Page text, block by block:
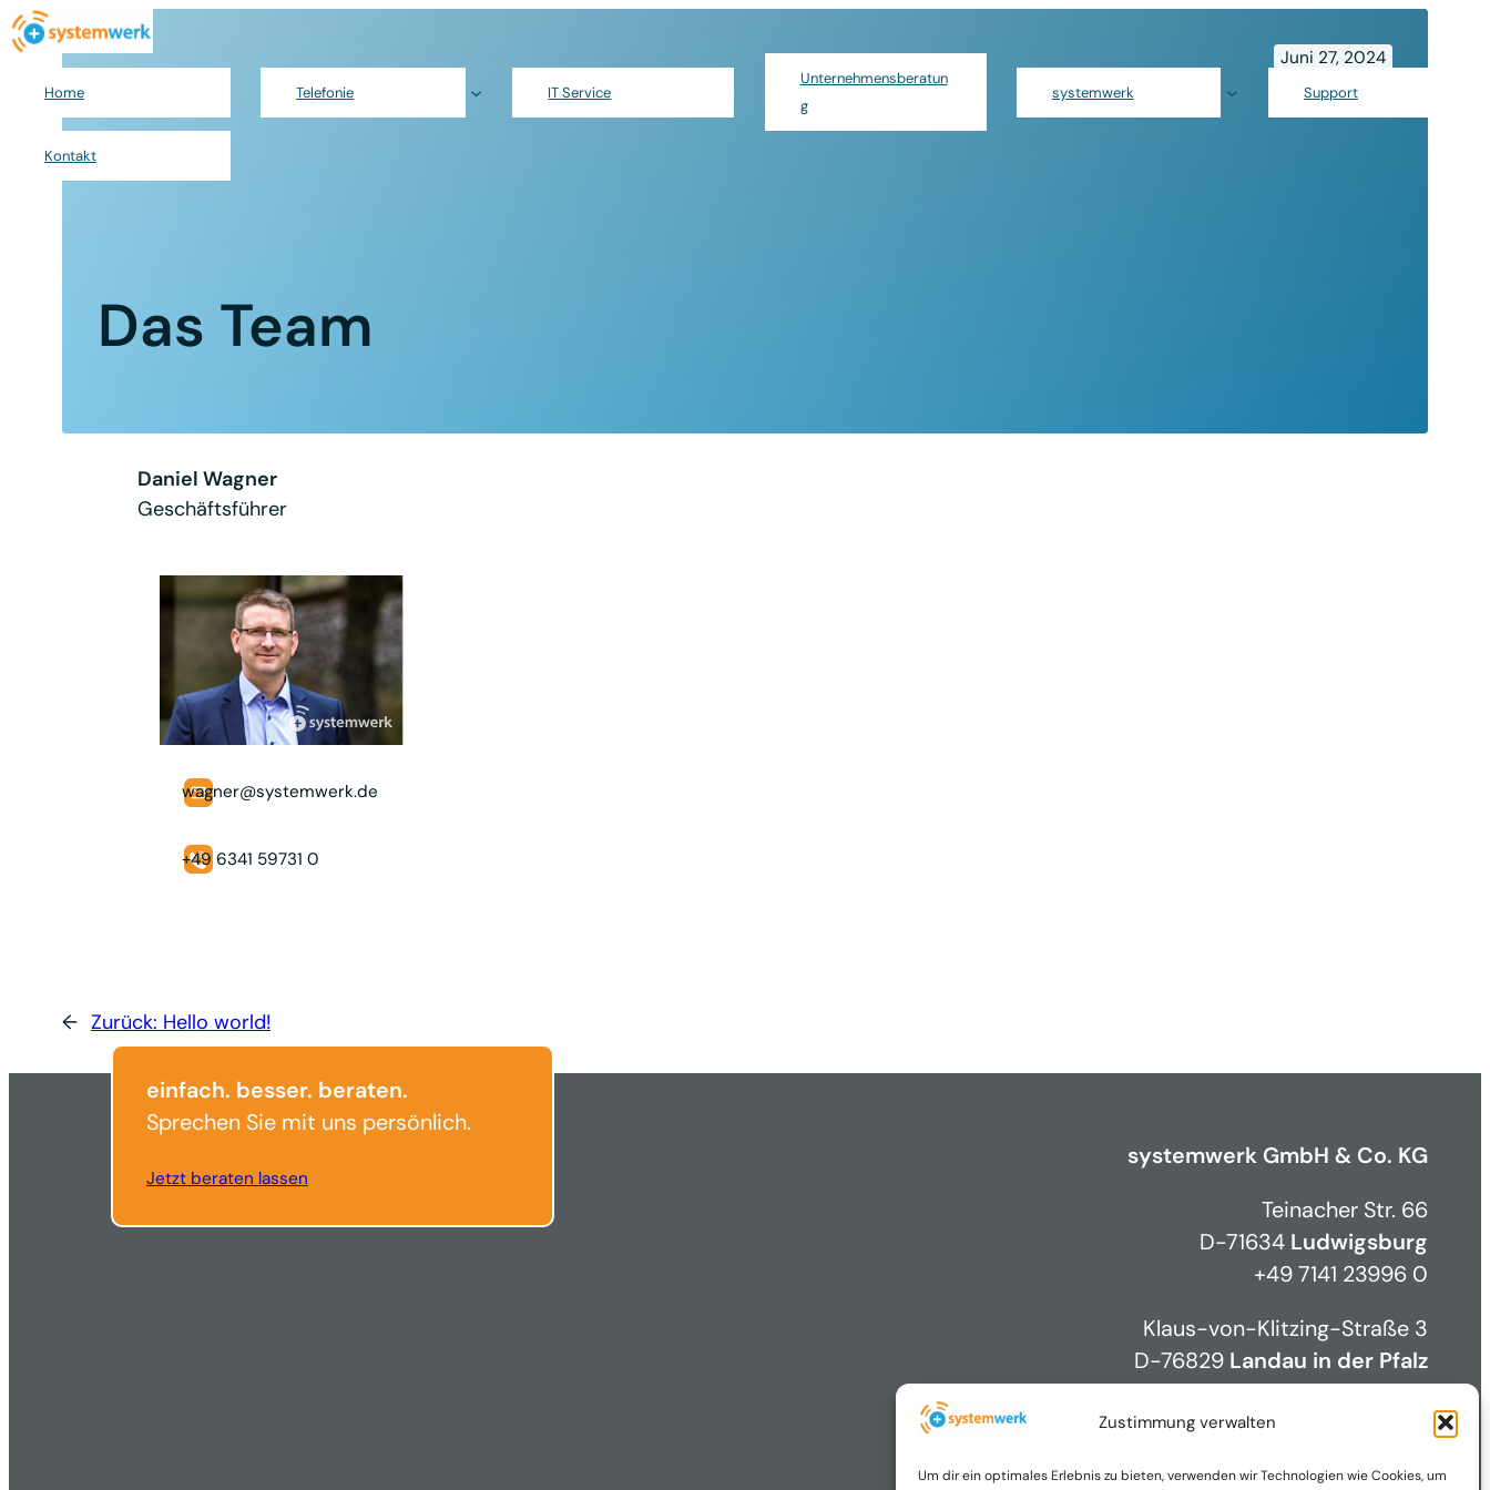
Zustimmung verwalten
Um dir ein optimales Erlebnis zu bieten, verwenden wir Technologien wie Cookies, um
Zum
Inhalt
springen
Home Telefonie IT Service
Unternehmensberatun
g
systemwerk Support
Kontakt
Juni 27, 2024
Das Team
Daniel Wagner
Geschäftsführer
wagner@systemwerk.de
+49 6341 59731 0
← Zurück: Hello world!
systemwerk GmbH & Co. KG
Teinacher Str. 66
D-71634 Ludwigsburg
+49 7141 23996 0
Klaus-von-Klitzing-Straße 3
D-76829 Landau in der Pfalz
+49 6341 59731 0
einfach. besser. beraten.
Sprechen Sie mit uns persönlich.
Jetzt beraten lassen